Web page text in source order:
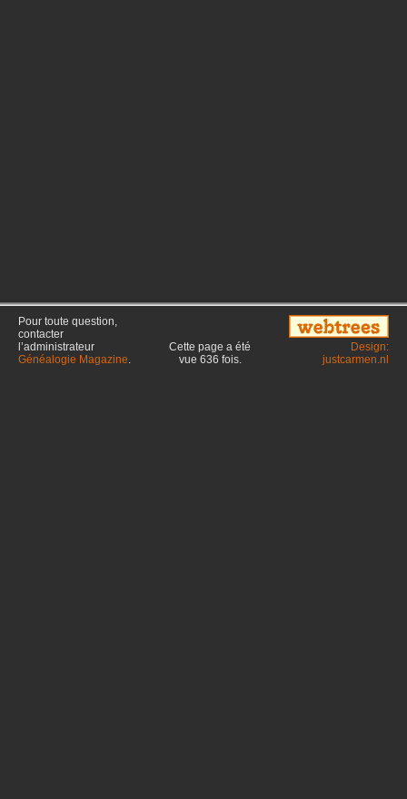
Pour toute question,
contacter
l’administrateur
Généalogie Magazine.
Cette page a été
vue 636 fois.
Design:
justcarmen.nl